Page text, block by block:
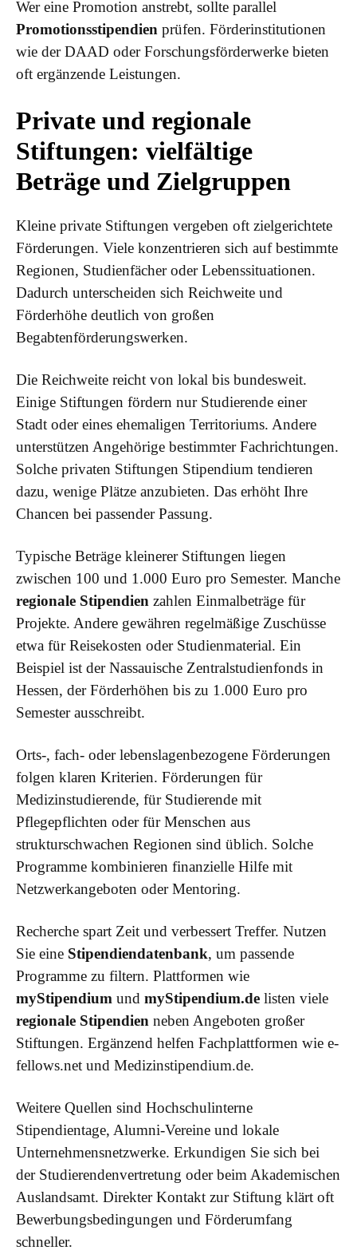
Wer eine Promotion anstrebt, sollte parallel
Promotionsstipendien prüfen. Förderinstitutionen
wie der DAAD oder Forschungsförderwerke bieten
oft ergänzende Leistungen.
Private und regionale
Stiftungen: vielfältige
Beträge und Zielgruppen
Kleine private Stiftungen vergeben oft zielgerichtete
Förderungen. Viele konzentrieren sich auf bestimmte
Regionen, Studienfächer oder Lebenssituationen.
Dadurch unterscheiden sich Reichweite und
Förderhöhe deutlich von großen
Begabtenförderungswerken.
Die Reichweite reicht von lokal bis bundesweit.
Einige Stiftungen fördern nur Studierende einer
Stadt oder eines ehemaligen Territoriums. Andere
unterstützen Angehörige bestimmter Fachrichtungen.
Solche privaten Stiftungen Stipendium tendieren
dazu, wenige Plätze anzubieten. Das erhöht Ihre
Chancen bei passender Passung.
Typische Beträge kleinerer Stiftungen liegen
zwischen 100 und 1.000 Euro pro Semester. Manche
regionale Stipendien zahlen Einmalbeträge für
Projekte. Andere gewähren regelmäßige Zuschüsse
etwa für Reisekosten oder Studienmaterial. Ein
Beispiel ist der Nassauische Zentralstudienfonds in
Hessen, der Förderhöhen bis zu 1.000 Euro pro
Semester ausschreibt.
Orts-, fach- oder lebenslagenbezogene Förderungen
folgen klaren Kriterien. Förderungen für
Medizinstudierende, für Studierende mit
Pflegepflichten oder für Menschen aus
strukturschwachen Regionen sind üblich. Solche
Programme kombinieren finanzielle Hilfe mit
Netzwerkangeboten oder Mentoring.
Recherche spart Zeit und verbessert Treffer. Nutzen
Sie eine Stipendiendatenbank, um passende
Programme zu filtern. Plattformen wie
myStipendium und myStipendium.de listen viele
regionale Stipendien neben Angeboten großer
Stiftungen. Ergänzend helfen Fachplattformen wie e-
fellows.net und Medizinstipendium.de.
Weitere Quellen sind Hochschulinterne
Stipendientage, Alumni-Vereine und lokale
Unternehmensnetzwerke. Erkundigen Sie sich bei
der Studierendenvertretung oder beim Akademischen
Auslandsamt. Direkter Kontakt zur Stiftung klärt oft
Bewerbungsbedingungen und Förderumfang
schneller.